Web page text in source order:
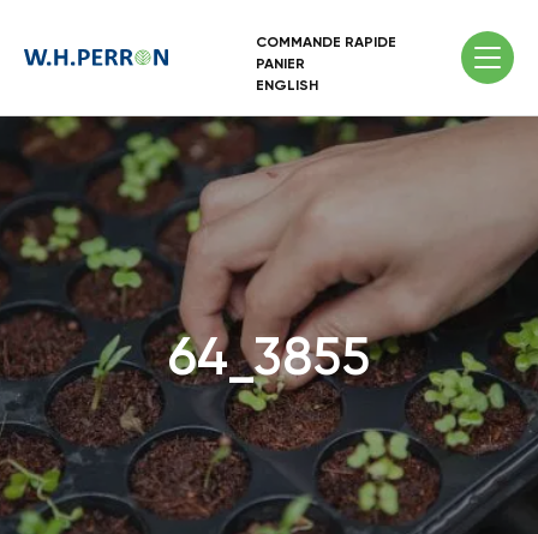
COMMANDE RAPIDE
PANIER
ENGLISH
64_3855